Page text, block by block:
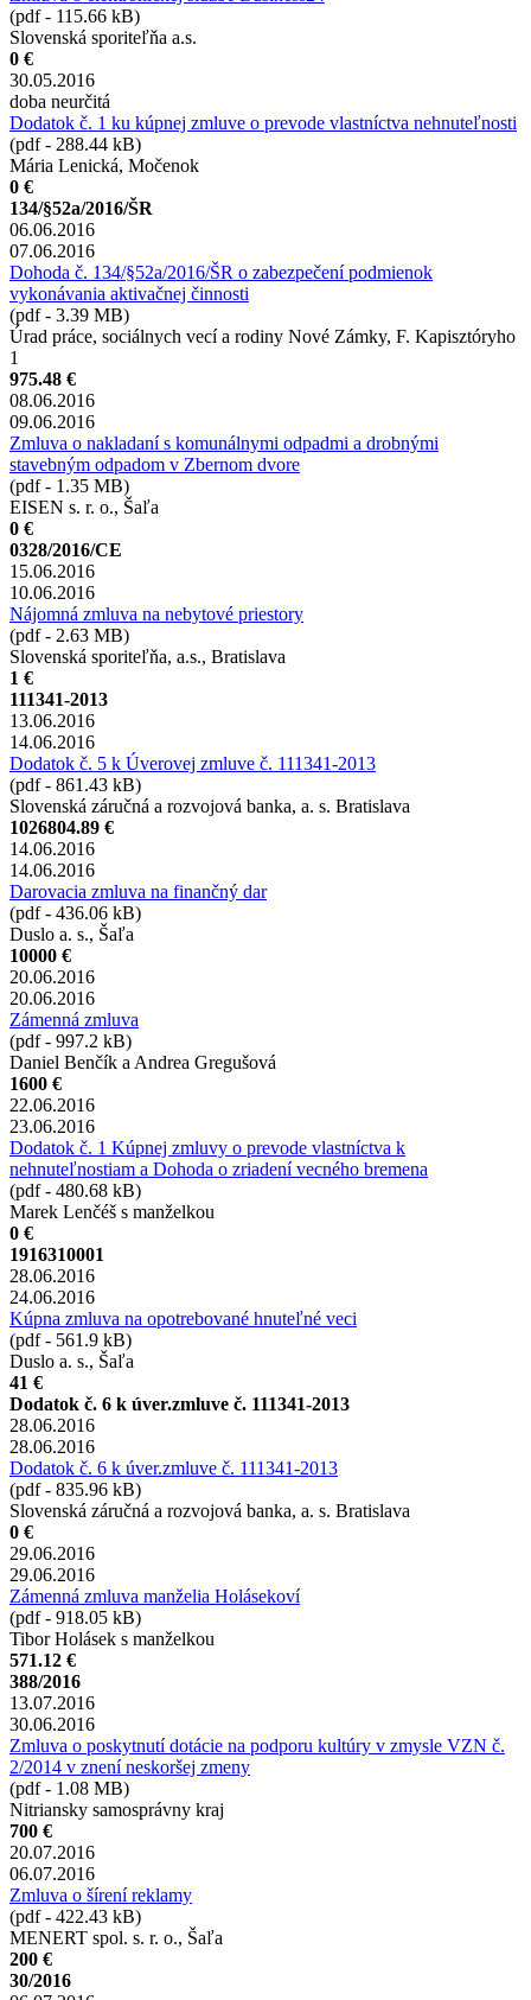
(pdf - 115.66 kB)
Slovenská sporiteľňa a.s.
0 €
30.05.2016
doba neurčitá
Dodatok č. 1 ku kúpnej zmluve o prevode vlastníctva nehnuteľnosti
(pdf - 288.44 kB)
Mária Lenická, Močenok
0 €
134/§52a/2016/ŠR
06.06.2016
07.06.2016
Dohoda č. 134/§52a/2016/ŠR o zabezpečení podmienok
vykonávania aktivačnej činnosti
(pdf - 3.39 MB)
Úrad práce, sociálnych vecí a rodiny Nové Zámky, F. Kapisztóryho
1
975.48 €
08.06.2016
09.06.2016
Zmluva o nakladaní s komunálnymi odpadmi a drobnými
stavebným odpadom v Zbernom dvore
(pdf - 1.35 MB)
EISEN s. r. o., Šaľa
0 €
0328/2016/CE
15.06.2016
10.06.2016
Nájomná zmluva na nebytové priestory
(pdf - 2.63 MB)
Slovenská sporiteľňa, a.s., Bratislava
1 €
111341-2013
13.06.2016
14.06.2016
Dodatok č. 5 k Úverovej zmluve č. 111341-2013
(pdf - 861.43 kB)
Slovenská záručná a rozvojová banka, a. s. Bratislava
1026804.89 €
14.06.2016
14.06.2016
Darovacia zmluva na finančný dar
(pdf - 436.06 kB)
Duslo a. s., Šaľa
10000 €
20.06.2016
20.06.2016
Zámenná zmluva
(pdf - 997.2 kB)
Daniel Benčík a Andrea Gregušová
1600 €
22.06.2016
23.06.2016
Dodatok č. 1 Kúpnej zmluvy o prevode vlastníctva k
nehnuteľnostiam a Dohoda o zriadení vecného bremena
(pdf - 480.68 kB)
Marek Lenčéš s manželkou
0 €
1916310001
28.06.2016
24.06.2016
Kúpna zmluva na opotrebované hnuteľné veci
(pdf - 561.9 kB)
Duslo a. s., Šaľa
41 €
Dodatok č. 6 k úver.zmluve č. 111341-2013
28.06.2016
28.06.2016
Dodatok č. 6 k úver.zmluve č. 111341-2013
(pdf - 835.96 kB)
Slovenská záručná a rozvojová banka, a. s. Bratislava
0 €
29.06.2016
29.06.2016
Zámenná zmluva manželia Holásekoví
(pdf - 918.05 kB)
Tibor Holásek s manželkou
571.12 €
388/2016
13.07.2016
30.06.2016
Zmluva o poskytnutí dotácie na podporu kultúry v zmysle VZN č.
2/2014 v znení neskoršej zmeny
(pdf - 1.08 MB)
Nitriansky samosprávny kraj
700 €
20.07.2016
06.07.2016
Zmluva o šírení reklamy
(pdf - 422.43 kB)
MENERT spol. s. r. o., Šaľa
200 €
30/2016